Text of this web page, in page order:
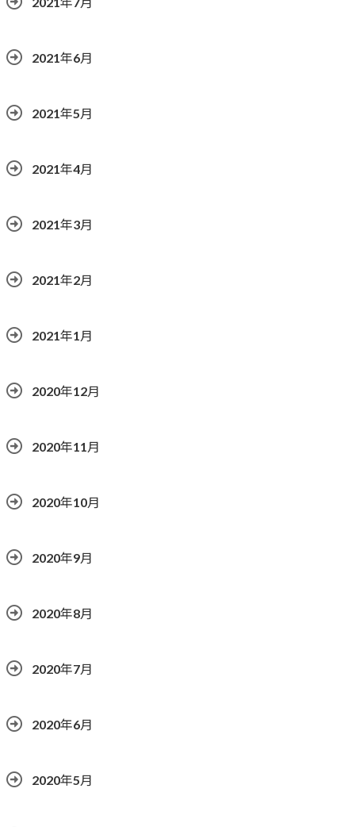
2021年6月
2021年5月
2021年4月
2021年3月
2021年2月
2021年1月
2020年12月
2020年11月
2020年10月
2020年9月
2020年8月
2020年7月
2020年6月
2020年5月